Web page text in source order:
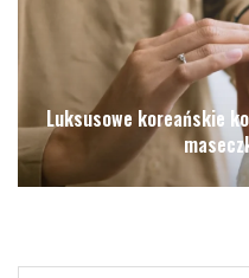
Luksusowe koreańskie